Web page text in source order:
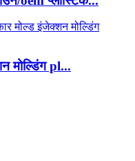
मोल्डिंग pl...